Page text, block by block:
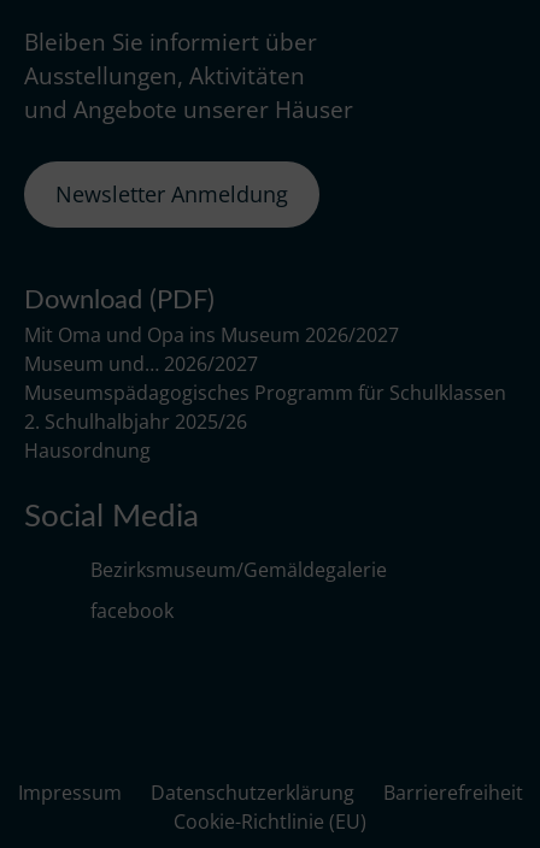
Bleiben Sie informiert über
Ausstellungen, Aktivitäten
und Angebote unserer Häuser
Newsletter Anmeldung
Download (PDF)
Mit Oma und Opa ins Museum 2026/2027
Museum und… 2026/2027
Museumspädagogisches Programm für Schulklassen
2. Schulhalbjahr 2025/26
Hausordnung
Social Media
Bezirksmuseum/Gemäldegalerie
facebook
Impressum Datenschutzerklärung
Barrierefreiheit
Cookie-Richtlinie (EU)